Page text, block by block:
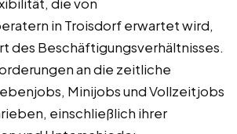
in Troisdorf erwartet wird,
des Beschäftigungsverhältnisses.
an die zeitliche
Minijobs und Vollzeitjobs
einschließlich ihrer